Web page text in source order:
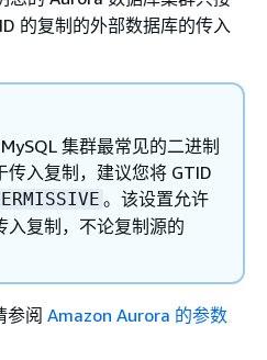
的复制的外部数据库的传入
集群最常见的二进制
传入复制，建议您将 GTID
。该设置允许
入复制，不论复制源的
参阅 Amazon Aurora 的参数